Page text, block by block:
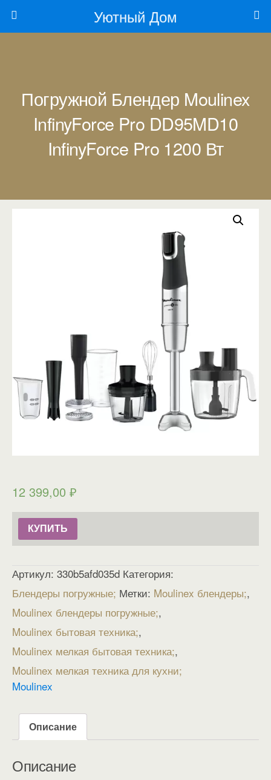
Уютный Дом
Погружной Блендер Moulinex
InfinyForce Pro DD95MD10
InfinyForce Pro 1200 Вт
12 399,00 ₽
КУПИТЬ
Артикул: 330b5afd035d Категория:
Блендеры погружные Метки: Moulinex блендеры ,
Moulinex блендеры погружные ,
Moulinex бытовая техника ,
Moulinex мелкая бытовая техника ,
Moulinex мелкая техника для кухни
Moulinex
Описание
Описание